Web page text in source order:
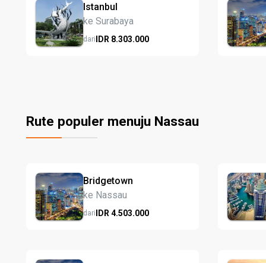
Istanbul
ke Surabaya
dariIDR 8.303.000
Rute populer menuju Nassau
Bridgetown
ke Nassau
dariIDR 4.503.000